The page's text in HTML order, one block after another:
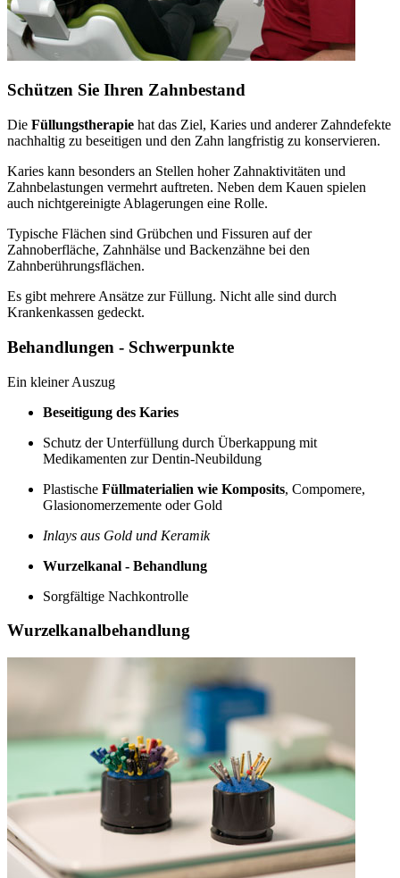
Schützen Sie Ihren Zahnbestand
Die Füllungstherapie hat das Ziel, Karies und anderer Zahndefekte
nachhaltig zu beseitigen und den Zahn langfristig zu konservieren.
Karies kann besonders an Stellen hoher Zahnaktivitäten und
Zahnbelastungen vermehrt auftreten. Neben dem Kauen spielen
auch nichtgereinigte Ablagerungen eine Rolle.
Typische Flächen sind Grübchen und Fissuren auf der
Zahnoberfläche, Zahnhälse und Backenzähne bei den
Zahnberührungsflächen.
Es gibt mehrere Ansätze zur Füllung. Nicht alle sind durch
Krankenkassen gedeckt.
Behandlungen - Schwerpunkte
Ein kleiner Auszug
Beseitigung des Karies
Schutz der Unterfüllung durch Überkappung mit
Medikamenten zur Dentin-Neubildung
Plastische Füllmaterialien wie Komposits, Compomere,
Glasionomerzemente oder Gold
Inlays aus Gold und Keramik
Wurzelkanal - Behandlung
Sorgfältige Nachkontrolle
Wurzelkanalbehandlung